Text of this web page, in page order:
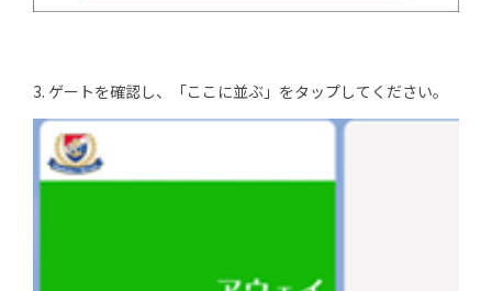
3. ゲートを確認し、「ここに並ぶ」をタップしてください。